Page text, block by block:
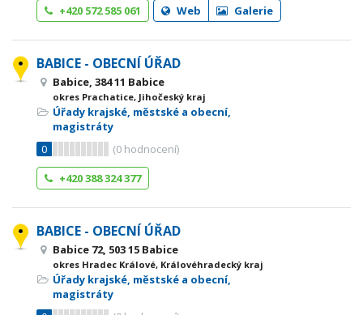
+420 572 585 061
Web Galerie
BABICE - OBECNÍ ÚŘAD
Babice, 384 11 Babice
okres Prachatice, Jihočeský kraj
Úřady krajské, městské a obecní,
magistráty
0
(0 hodnocení)
+420 388 324 377
BABICE - OBECNÍ ÚŘAD
Babice 72, 503 15 Babice
okres Hradec Králové, Královéhradecký kraj
Úřady krajské, městské a obecní,
magistráty